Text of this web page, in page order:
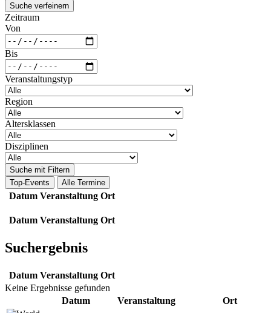
Suche verfeinern
Zeitraum
Von
Bis
Veranstaltungstyp
Region
Altersklassen
Disziplinen
Suche mit Filtern
Top-Events
Alle Termine
Datum Veranstaltung Ort
Datum Veranstaltung Ort
Suchergebnis
Datum Veranstaltung Ort
Keine Ergebnisse gefunden
Datum
Veranstaltung Ort